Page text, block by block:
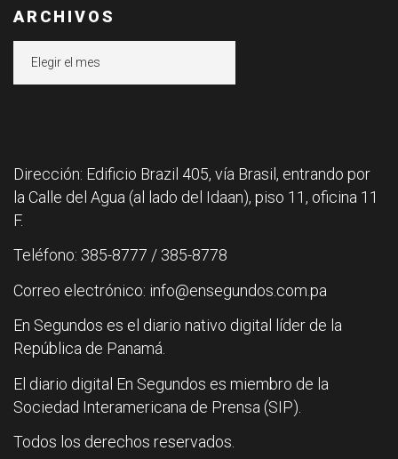
ARCHIVOS
Dirección: Edificio Brazil 405, vía Brasil, entrando por
la Calle del Agua (al lado del Idaan), piso 11, oficina 11
F.
Teléfono: 385-8777 / 385-8778
Correo electrónico: info@ensegundos.com.pa
En Segundos es el diario nativo digital líder de la
República de Panamá.
El diario digital En Segundos es miembro de la
Sociedad Interamericana de Prensa (SIP).
Todos los derechos reservados.